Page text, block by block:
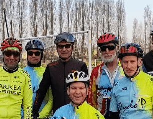
Exporter les lignes sélectionnées
Exporter toutes les colonnes
Exporter uniquement les colonnes affichées
Menu
<
>
Présentation
L'équipe
Ajoutez un logo, un bouton, des réseaux sociaux